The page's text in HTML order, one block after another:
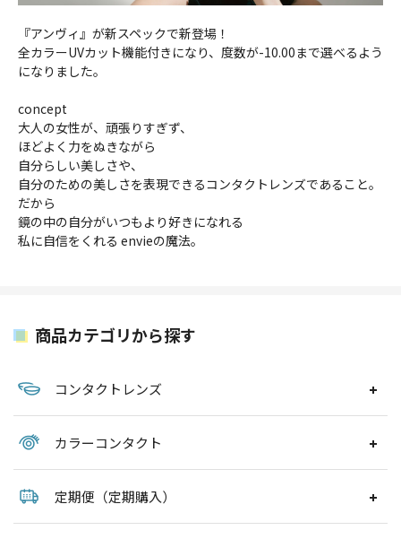
『アンヴィ』が新スペックで新登場！
全カラーUVカット機能付きになり、度数が-10.00まで選べるよう
になりました。
concept
大人の女性が、頑張りすぎず、
ほどよく力をぬきながら
自分らしい美しさや、
自分のための美しさを表現できるコンタクトレンズであること。
だから
鏡の中の自分がいつもより好きになれる
私に自信をくれる envieの魔法。
商品カテゴリから探す
コンタクトレンズ
カラーコンタクト
定期便（定期購入）